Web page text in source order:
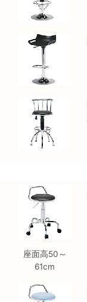
座面高50～
61cm